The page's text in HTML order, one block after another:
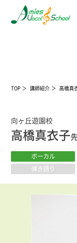
TOP 講師紹介 高橋真
向ヶ丘遊園校
高橋真衣子
ボーカル
弾き語り